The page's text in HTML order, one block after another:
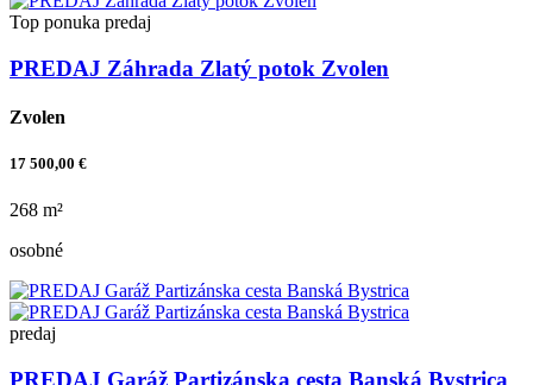
Top ponuka predaj
PREDAJ Záhrada Zlatý potok Zvolen
Zvolen
17 500,00 €
268 m²
osobné
predaj
PREDAJ Garáž Partizánska cesta Banská Bystrica